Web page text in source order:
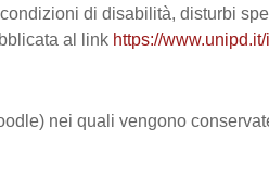
di disabilità, disturbi
al link https://
nei quali vengono